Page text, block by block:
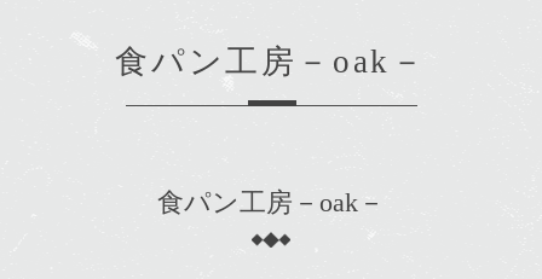
食パン工房－oak－
食パン工房－oak－